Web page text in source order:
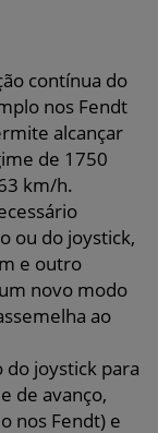
contínua do
nos Fendt
alcançar
de 1750
km/h.
ou do joystick,
e outro
novo modo
ao
do joystick para
de avanço,
nos Fendt) e